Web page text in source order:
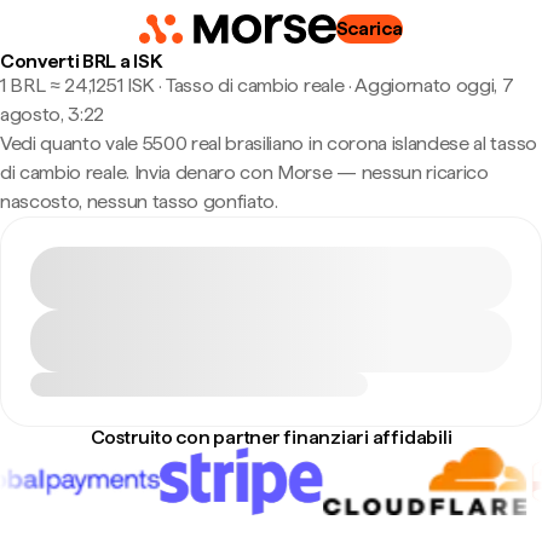
Scarica
Converti BRL a ISK
1 BRL ≈ 24,1251 ISK · Tasso di cambio reale·Aggiornato oggi, 7
agosto, 3:22
Vedi quanto vale 5500 real brasiliano in corona islandese al tasso
di cambio reale. Invia denaro con Morse — nessun ricarico
nascosto, nessun tasso gonfiato.
Costruito con partner finanziari affidabili